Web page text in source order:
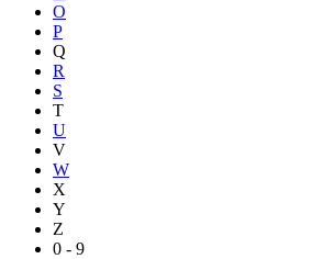
O
P
Q
R
S
T
U
V
W
X
Y
Z
0 - 9